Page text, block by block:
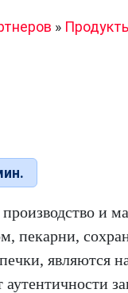
»
и
пекарни,
являются